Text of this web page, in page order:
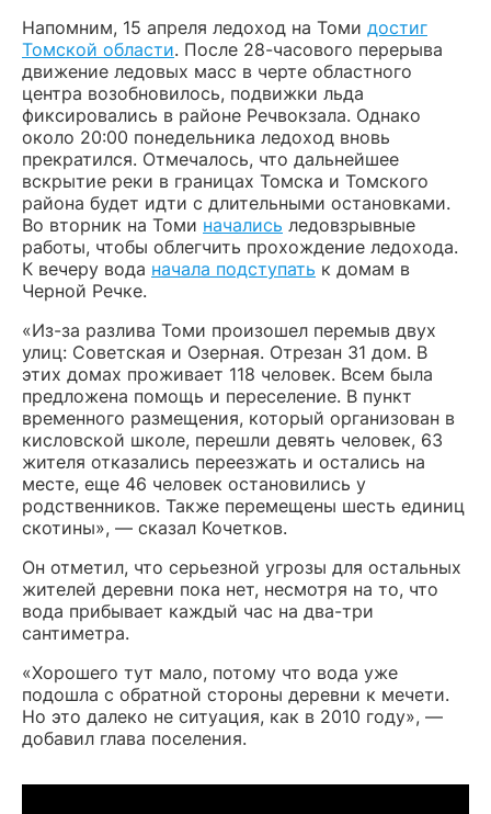
Напомним, 15 апреля ледоход на Томи достиг
Томской области. После 28-часового перерыва
движение ледовых масс в черте областного
центра возобновилось, подвижки льда
фиксировались в районе Речвокзала. Однако
около 20:00 понедельника ледоход вновь
прекратился. Отмечалось, что дальнейшее
вскрытие реки в границах Томска и Томского
района будет идти с длительными остановками.
Во вторник на Томи начались ледовзрывные
работы, чтобы облегчить прохождение ледохода.
К вечеру вода начала подступать к домам в
Черной Речке.
«Из-за разлива Томи произошел перемыв двух
улиц: Советская и Озерная. Отрезан 31 дом. В
этих домах проживает 118 человек. Всем была
предложена помощь и переселение. В пункт
временного размещения, который организован в
кисловской школе, перешли девять человек, 63
жителя отказались переезжать и остались на
месте, еще 46 человек остановились у
родственников. Также перемещены шесть единиц
скотины», — сказал Кочетков.
Он отметил, что серьезной угрозы для остальных
жителей деревни пока нет, несмотря на то, что
вода прибывает каждый час на два-три
сантиметра.
«Хорошего тут мало, потому что вода уже
подошла с обратной стороны деревни к мечети.
Но это далеко не ситуация, как в 2010 году», —
добавил глава поселения.